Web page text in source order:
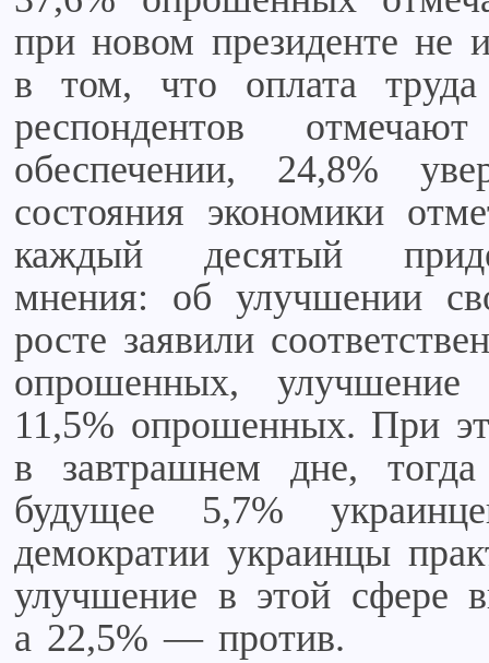
при новом президенте не
в том, что оплата
респондентов
обеспечении, 24,8%
состояния экономики
каждый десятый
мнения: об улучшении
росте заявили
опрошенных,
11,5% опрошенных. При
в завтрашнем дне,
будущее 5,7%
демократии украинцы
улучшение в этой сфере
а 22,5% — против.